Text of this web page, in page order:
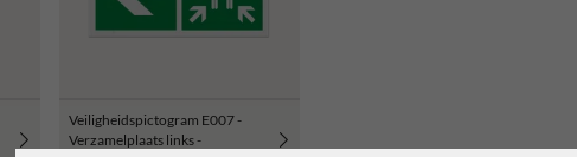
Veiligheidspictogram E007 -
Verzamelplaats links -